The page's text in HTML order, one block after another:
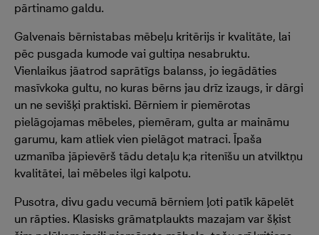
pārtinamo galdu.
Galvenais bērnistabas mēbeļu kritērijs ir kvalitāte, lai
pēc pusgada kumode vai gultiņa nesabruktu.
Vienlaikus jāatrod saprātīgs balanss, jo iegādāties
masīvkoka gultu, no kuras bērns jau drīz izaugs, ir dārgi
un ne sevišķi praktiski. Bērniem ir piemērotas
pielāgojamas mēbeles, piemēram, gulta ar maināmu
garumu, kam atliek vien pielāgot matraci. Īpaša
uzmanība jāpievērš tādu detaļu k;a ritenīšu un atvilktņu
kvalitātei, lai mēbeles ilgi kalpotu.
Pusotra, divu gadu vecumā bērniem ļoti patīk kāpelēt
un rāpties. Klasisks grāmatplaukts mazajam var šķist